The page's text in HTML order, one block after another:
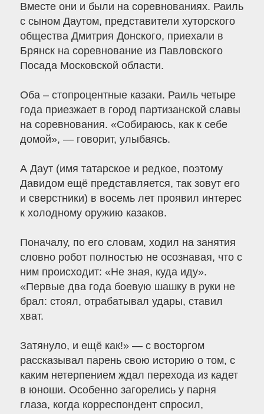
Вместе они и были на соревнованиях. Раиль
с сыном Даутом, представители хуторского
общества Дмитрия Донского, приехали в
Брянск на соревнование из Павловского
Посада Московской области.
Оба – стопроцентные казаки. Раиль четыре
года приезжает в город партизанской славы
на соревнования. «Собираюсь, как к себе
домой», — говорит, улыбаясь.
А Даут (имя татарское и редкое, поэтому
Давидом ещё представляется, так зовут его
и сверстники) в восемь лет проявил интерес
к холодному оружию казаков.
Поначалу, по его словам, ходил на занятия
словно робот полностью не осознавая, что с
ним происходит: «Не зная, куда иду».
«Первые два года боевую шашку в руки не
брал: стоял, отрабатывал удары, ставил
хват.
Затянуло, и ещё как!» — с восторгом
рассказывал парень свою историю о том, с
каким нетерпением ждал перехода из кадет
в юноши. Особенно загорелись у парня
глаза, когда корреспондент спросил,